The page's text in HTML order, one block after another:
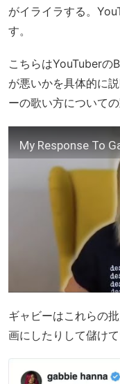
がイライラする。
す。
こちらはYouTuberの
が悪いかを具体的に
ーの歌い方について
My Response To
ギャビーはこれらの
画にしたりして儲けて